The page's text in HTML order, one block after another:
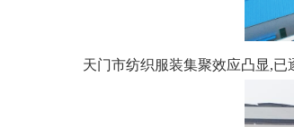
天门市纺织服装集聚效应凸显,已